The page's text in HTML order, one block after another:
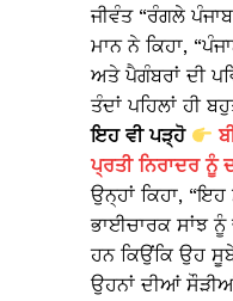
ਜੀਵੰਤ “ਰੰਗਲੇ
ਮਾਨ ਨੇ ਕਿਹਾ,
ਅਤੇ ਪੈਗੰਬਰਾਂ ਦੀ
ਤੰਦਾਂ ਪਹਿਲਾਂ ਹੀ
ਇਹ ਵੀ ਪੜ੍ਹੋ
ਪ੍ਰਤੀ ਨਿਰਾਦਰ
ਉਨ੍ਹਾਂ ਕਿਹਾ,
ਭਾਈਚਾਰਕ ਸਾਂਝ
ਹਨ ਕਿਉਂਕਿ ਉਹ
ਉਹਨਾਂ ਦੀਆਂ